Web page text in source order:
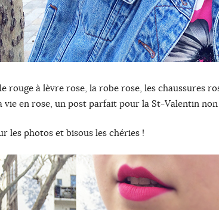
rouge à lèvre rose, la robe rose, les chaussures
vie en rose, un post parfait pour la St-Valentin non
les photos et bisous les chéries !